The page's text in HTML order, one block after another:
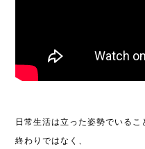
日常生活は立った姿勢でいる
終わりではなく、